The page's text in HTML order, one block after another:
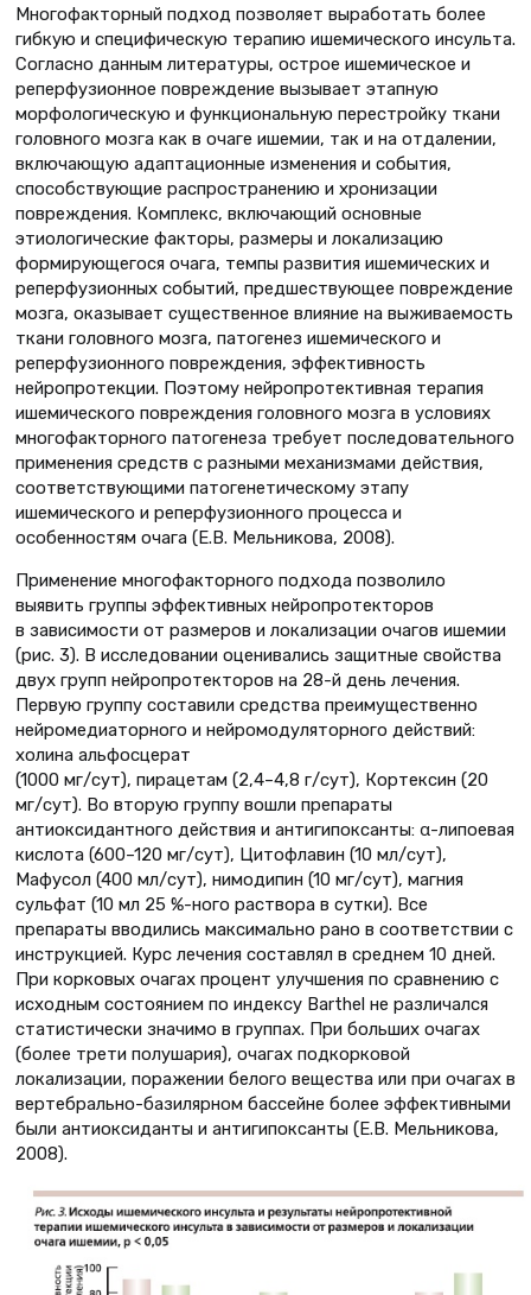
Многофакторный подход позволяет выработать более
гибкую и специфическую терапию ишемического инсульта.
Согласно данным литературы, острое ишемическое и
реперфузионное повреждение вызывает этапную
морфологическую и функциональную перестройку ткани
головного мозга как в очаге ишемии, так и на отдалении,
включающую адаптационные изменения и события,
способствующие распространению и хронизации
повреждения. Комплекс, включающий основные
этиологические факторы, размеры и локализацию
формирующегося очага, темпы развития ишемических и
реперфузионных событий, предшествующее повреждение
мозга, оказывает существенное влияние на выживаемость
ткани головного мозга, патогенез ишемического и
реперфузионного повреждения, эффективность
нейропротекции. Поэтому нейропротективная терапия
ишемического повреждения головного мозга в условиях
многофакторного патогенеза требует последовательного
применения средств с разными механизмами действия,
соответствующими патогенетическому этапу
ишемического и реперфузионного процесса и
особенностям очага (Е.В. Мельникова, 2008).
Применение многофакторного подхода позволило
выявить группы эффективных нейропротекторов
в зависимости от размеров и локализации очагов ишемии
(рис. 3). В исследовании оценивались защитные свойства
двух групп нейропротекторов на 28-й день лечения.
Первую группу составили средства преимущественно
нейромедиаторного и нейромодуляторного действий:
холина альфосцерат
(1000 мг/сут), пирацетам (2,4–4,8 г/сут), Кортексин (20
мг/сут). Во вторую группу вошли препараты
антиоксидантного действия и антигипоксанты: α-липоевая
кислота (600–120 мг/сут), Цитофлавин (10 мл/сут),
Мафусол (400 мл/сут), нимодипин (10 мг/сут), магния
сульфат (10 мл 25 %-ного раствора в сутки). Все
препараты вводились максимально рано в соответствии с
инструкцией. Курс лечения составлял в среднем 10 дней.
При корковых очагах процент улучшения по сравнению с
исходным состоянием по индексу Barthel не различался
статистически значимо в группах. При больших очагах
(более трети полушария), очагах подкорковой
локализации, поражении белого вещества или при очагах в
вертебрально-базилярном бассейне более эффективными
были антиоксиданты и антигипоксанты (Е.В. Мельникова,
2008).